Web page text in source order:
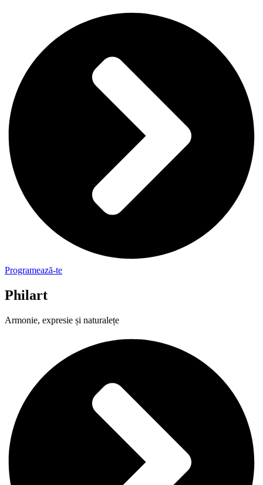
Programează-te
Philart
Armonie, expresie și naturalețe